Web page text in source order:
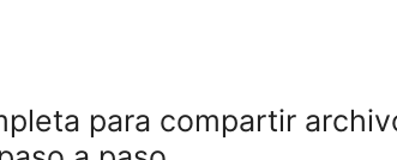
para compartir